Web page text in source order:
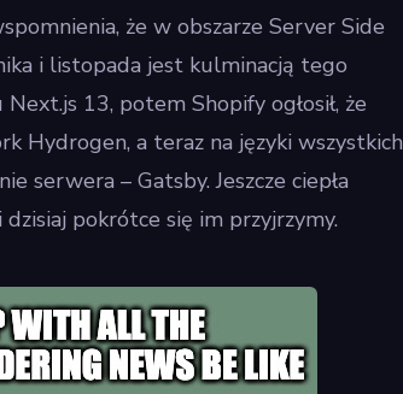
że w obszarze Server Side
i listopada jest kulminacją tego
13, potem Shopify ogłosił, że
Hydrogen, a teraz na języki wszystkich
serwera – Gatsby. Jeszcze ciepła
pokrótce się im przyjrzymy.